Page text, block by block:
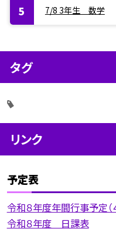
7/8 3年生 数学
タグ
リンク
予定表
令和８年度年間行事予定（
令和８年度 日課表